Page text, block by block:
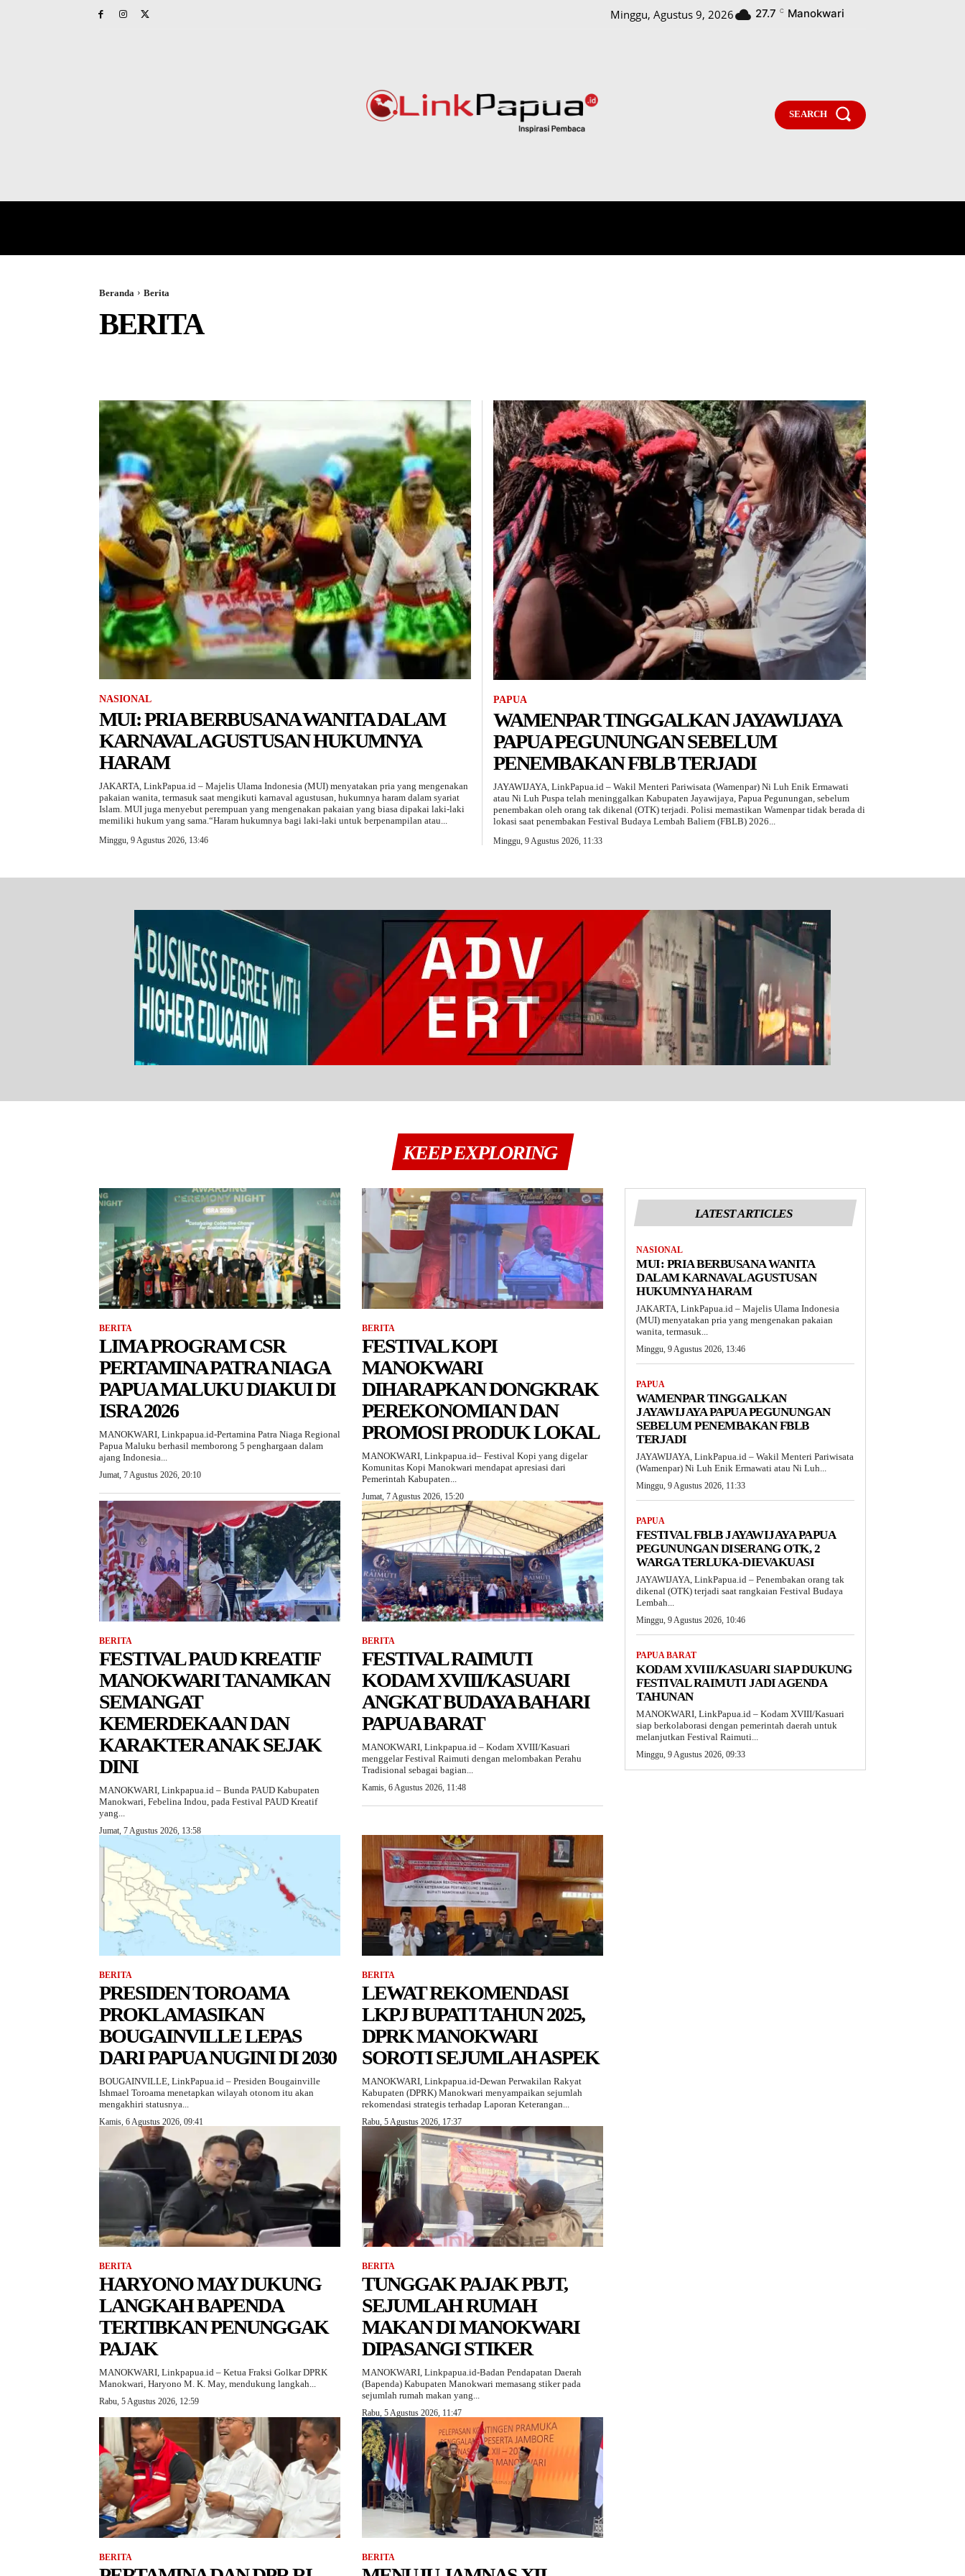
Minggu, Agustus 9, 2026 27.7 C Manokwari
SEARCH
Beranda Berita
BERITA
NASIONAL
MUI: PRIA BERBUSANA WANITA DALAM
KARNAVAL AGUSTUSAN HUKUMNYA
HARAM
JAKARTA, LinkPapua.id – Majelis Ulama Indonesia (MUI) menyatakan pria yang mengenakan
pakaian wanita, termasuk saat mengikuti karnaval agustusan, hukumnya haram dalam syariat
Islam. MUI juga menyebut perempuan yang mengenakan pakaian yang biasa dipakai laki-laki
memiliki hukum yang sama.“Haram hukumnya bagi laki-laki untuk berpenampilan atau...
Minggu, 9 Agustus 2026, 13:46
PAPUA
WAMENPAR TINGGALKAN JAYAWIJAYA
PAPUA PEGUNUNGAN SEBELUM
PENEMBAKAN FBLB TERJADI
JAYAWIJAYA, LinkPapua.id – Wakil Menteri Pariwisata (Wamenpar) Ni Luh Enik Ermawati
atau Ni Luh Puspa telah meninggalkan Kabupaten Jayawijaya, Papua Pegunungan, sebelum
penembakan oleh orang tak dikenal (OTK) terjadi. Polisi memastikan Wamenpar tidak berada di
lokasi saat penembakan Festival Budaya Lembah Baliem (FBLB) 2026...
Minggu, 9 Agustus 2026, 11:33
KEEP EXPLORING
BERITA
LIMA PROGRAM CSR
PERTAMINA PATRA NIAGA
PAPUA MALUKU DIAKUI DI
ISRA 2026
MANOKWARI, Linkpapua.id-Pertamina Patra Niaga Regional
Papua Maluku berhasil memborong 5 penghargaan dalam
ajang Indonesia...
Jumat, 7 Agustus 2026, 20:10
BERITA
FESTIVAL KOPI
MANOKWARI
DIHARAPKAN DONGKRAK
PEREKONOMIAN DAN
PROMOSI PRODUK LOKAL
MANOKWARI, Linkpapua.id– Festival Kopi yang digelar
Komunitas Kopi Manokwari mendapat apresiasi dari
Pemerintah Kabupaten...
Jumat, 7 Agustus 2026, 15:20
BERITA
FESTIVAL PAUD KREATIF
MANOKWARI TANAMKAN
SEMANGAT
KEMERDEKAAN DAN
KARAKTER ANAK SEJAK
DINI
MANOKWARI, Linkpapua.id – Bunda PAUD Kabupaten
Manokwari, Febelina Indou, pada Festival PAUD Kreatif
yang...
Jumat, 7 Agustus 2026, 13:58
BERITA
FESTIVAL RAIMUTI
KODAM XVIII/KASUARI
ANGKAT BUDAYA BAHARI
PAPUA BARAT
MANOKWARI, Linkpapua.id – Kodam XVIII/Kasuari
menggelar Festival Raimuti dengan melombakan Perahu
Tradisional sebagai bagian...
Kamis, 6 Agustus 2026, 11:48
BERITA
PRESIDEN TOROAMA
PROKLAMASIKAN
BOUGAINVILLE LEPAS
DARI PAPUA NUGINI DI 2030
BOUGAINVILLE, LinkPapua.id – Presiden Bougainville
Ishmael Toroama menetapkan wilayah otonom itu akan
mengakhiri statusnya...
Kamis, 6 Agustus 2026, 09:41
BERITA
LEWAT REKOMENDASI
LKPJ BUPATI TAHUN 2025,
DPRK MANOKWARI
SOROTI SEJUMLAH ASPEK
MANOKWARI, Linkpapua.id-Dewan Perwakilan Rakyat
Kabupaten (DPRK) Manokwari menyampaikan sejumlah
rekomendasi strategis terhadap Laporan Keterangan...
Rabu, 5 Agustus 2026, 17:37
BERITA
HARYONO MAY DUKUNG
LANGKAH BAPENDA
TERTIBKAN PENUNGGAK
PAJAK
MANOKWARI, Linkpapua.id – Ketua Fraksi Golkar DPRK
Manokwari, Haryono M. K. May, mendukung langkah...
Rabu, 5 Agustus 2026, 12:59
BERITA
TUNGGAK PAJAK PBJT,
SEJUMLAH RUMAH
MAKAN DI MANOKWARI
DIPASANGI STIKER
MANOKWARI, Linkpapua.id-Badan Pendapatan Daerah
(Bapenda) Kabupaten Manokwari memasang stiker pada
sejumlah rumah makan yang...
Rabu, 5 Agustus 2026, 11:47
BERITA BERITA
LATEST ARTICLES
NASIONAL
MUI: PRIA BERBUSANA WANITA
DALAM KARNAVAL AGUSTUSAN
HUKUMNYA HARAM
JAKARTA, LinkPapua.id – Majelis Ulama Indonesia
(MUI) menyatakan pria yang mengenakan pakaian
wanita, termasuk...
Minggu, 9 Agustus 2026, 13:46
PAPUA
WAMENPAR TINGGALKAN
JAYAWIJAYA PAPUA PEGUNUNGAN
SEBELUM PENEMBAKAN FBLB
TERJADI
JAYAWIJAYA, LinkPapua.id – Wakil Menteri Pariwisata
(Wamenpar) Ni Luh Enik Ermawati atau Ni Luh...
Minggu, 9 Agustus 2026, 11:33
PAPUA
FESTIVAL FBLB JAYAWIJAYA PAPUA
PEGUNUNGAN DISERANG OTK, 2
WARGA TERLUKA-DIEVAKUASI
JAYAWIJAYA, LinkPapua.id – Penembakan orang tak
dikenal (OTK) terjadi saat rangkaian Festival Budaya
Lembah...
Minggu, 9 Agustus 2026, 10:46
PAPUA BARAT
KODAM XVIII/KASUARI SIAP DUKUNG
FESTIVAL RAIMUTI JADI AGENDA
TAHUNAN
MANOKWARI, LinkPapua.id – Kodam XVIII/Kasuari
siap berkolaborasi dengan pemerintah daerah untuk
melanjutkan Festival Raimuti...
Minggu, 9 Agustus 2026, 09:33